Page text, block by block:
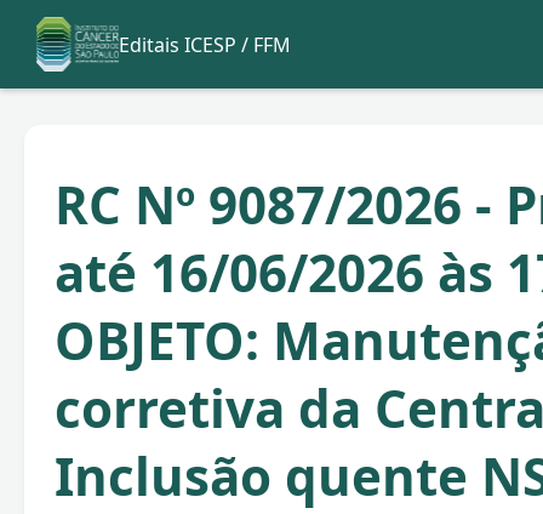
Editais ICESP / FFM
RC Nº 9087/2026 -
até 16/06/2026 às
OBJETO:
corretiva da
Inclusão quente